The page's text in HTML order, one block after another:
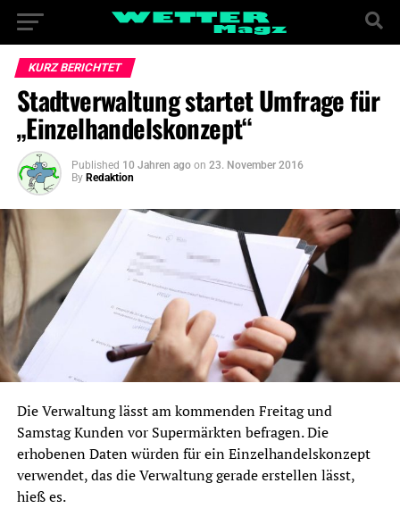
KURZ BERICHTET
Stadtverwaltung startet Umfrage für
„Einzelhandelskonzept“
Published 10 Jahren ago on 23. November 2016
By Redaktion
Die Verwaltung lässt am kommenden Freitag und
Samstag Kunden vor Supermärkten befragen. Die
erhobenen Daten würden für ein Einzelhandelskonzept
verwendet, das die Verwaltung gerade erstellen lässt,
hieß es.